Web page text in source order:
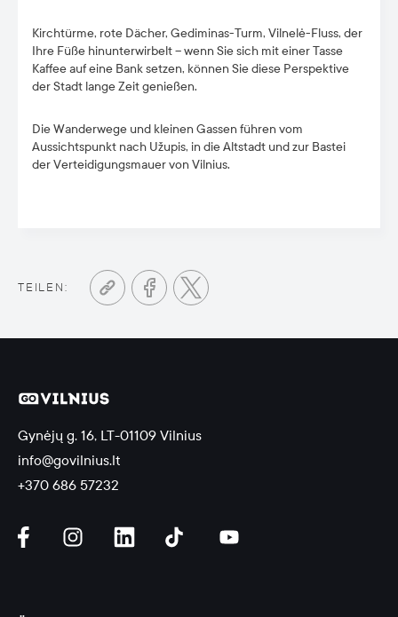
Kirchtürme, rote Dächer, Gediminas-Turm, Vilnelė-Fluss, der
Ihre Füße hinunterwirbelt – wenn Sie sich mit einer Tasse
Kaffee auf eine Bank setzen, können Sie diese Perspektive
der Stadt lange Zeit genießen.
Die Wanderwege und kleinen Gassen führen vom
Aussichtspunkt nach Užupis, in die Altstadt und zur Bastei
der Verteidigungsmauer von Vilnius.
TEILEN:
Gynėjų g. 16, LT-01109 Vilnius
info@govilnius.lt
+370 686 57232